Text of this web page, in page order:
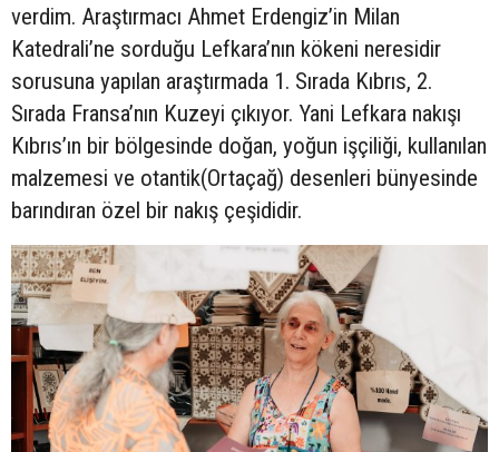
verdim. Araştırmacı Ahmet Erdengiz’in Milan
Katedrali’ne sorduğu Lefkara’nın kökeni neresidir
sorusuna yapılan araştırmada 1. Sırada Kıbrıs, 2.
Sırada Fransa’nın Kuzeyi çıkıyor. Yani Lefkara nakışı
Kıbrıs’ın bir bölgesinde doğan, yoğun işçiliği, kullanılan
malzemesi ve otantik(Ortaçağ) desenleri bünyesinde
barındıran özel bir nakış çeşididir.